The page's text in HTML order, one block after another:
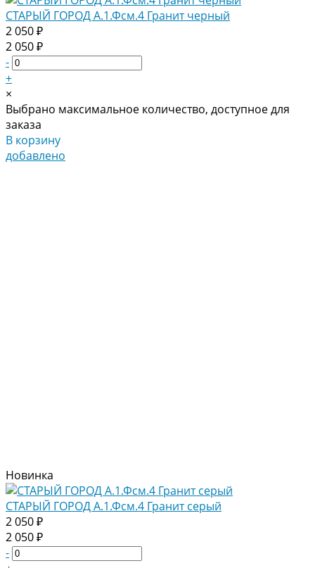
СТАРЫЙ ГОРОД А.1.Фсм.4 Гранит черный
2 050 ₽
2 050 ₽
-
+
×
Выбрано максимальное количество, доступное для
заказа
В корзину
добавлено
Новинка
СТАРЫЙ ГОРОД А.1.Фсм.4 Гранит серый
2 050 ₽
2 050 ₽
-